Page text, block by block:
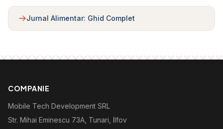
Jurnal Alimentar: Ghid Complet
COMPANIE
Mobile Tech Development SRL
Str. Mihai Eminescu 73A, Tunari, Ilfov